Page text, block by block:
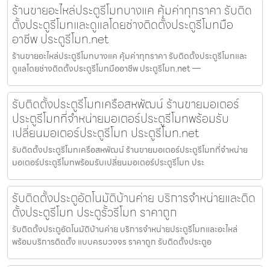
ร้านขายอะไหล่ประตูรีโมทบางแค คุ้มค่าทุกราคา รับติด
ตั้งประตูรีโมทและดูแลโดยช่างติดตั้งประตูรีโมทมือ
อาชีพ ประตูรีโมท.net
ร้านขายอะไหล่ประตูรีโมทบางแค คุ้มค่าทุกราคา รับติดตั้งประตูรีโมทและ
ดูแลโดยช่างติดตั้งประตูรีโมทมืออาชีพ ประตูรีโมท.net —
รับติดตั้งประตูรีโมทเครือสหพัฒน์ ร้านขายมอเตอร์
ประตูรีโมทที่จำหน่ายมอเตอร์ประตูรีโมทพร้อมรับ
เปลี่ยนมอเตอร์ประตูรีโมท ประตูรีโมท.net
รับติดตั้งประตูรีโมทเครือสหพัฒน์ ร้านขายมอเตอร์ประตูรีโมทที่จำหน่าย
มอเตอร์ประตูรีโมทพร้อมรับเปลี่ยนมอเตอร์ประตูรีโมท ประ
รับติดตั้งประตูอัตโนมัติบ้านค่าย บริการจำหน่ายและติด
ตั้งประตูรีโมท ประตูรั้วรีโมท ราคาถูก
รับติดตั้งประตูอัตโนมัติบ้านค่าย บริการจำหน่ายประตูรีโมทและอะไหล่
พร้อมบริการติดตั้ง แบบครบวงจร ราคาถูก รับติดตั้งประตูอ